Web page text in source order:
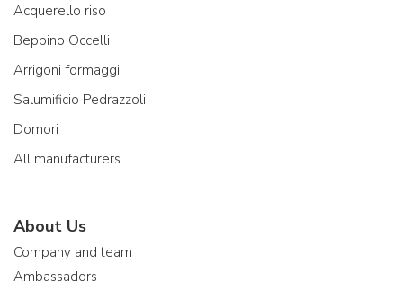
Acquerello riso
Beppino Occelli
Arrigoni formaggi
Salumificio Pedrazzoli
Domori
All manufacturers
About Us
Company and team
Ambassadors